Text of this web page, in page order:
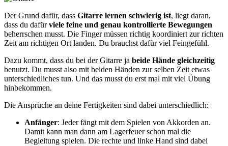
Der Grund dafür, dass Gitarre lernen schwierig ist, liegt daran,
dass du dafürviele feine und genau kontrollierte Bewegungen
beherrschen musst. Die Finger müssen richtig koordiniert zur richten
Zeit am richtigen Ort landen. Du brauchst dafür viel Feingefühl.
Dazu kommt, dass du bei der Gitarre ja beide Hände gleichzeitig
benutzt. Du musst also mit beiden Händen zur selben Zeit etwas
unterschiedliches tun. Und das musst du erst mal mit viel Übung
hinbekommen.
Die Ansprüche an deine Fertigkeiten sind dabei unterschiedlich:
Anfänger: Jeder fängt mit dem Spielen von Akkorden an.
Damit kann man dann am Lagerfeuer schon mal die
Begleitung spielen. Die rechte und linke Hand sind dabei